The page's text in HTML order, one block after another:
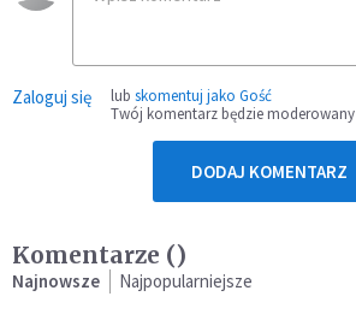
Zaloguj się lub skomentuj jako Gość
Twój komentarz będzie moderowany
DODAJ KOMENTARZ
Komentarze ()
Najnowsze Najpopularniejsze